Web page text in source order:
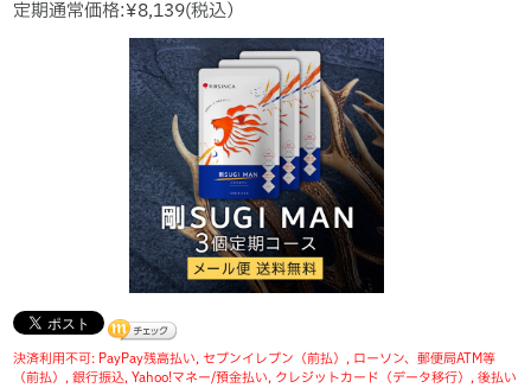
お買い物ガイド
よくあるご質問
ホールディングス サイト
Language
定期通常価格:¥8,139(税込）
決済利用不可: PayPay残高払い, セブンイレブン（前払）, ローソン、郵便局ATM等
（前払）, 銀行振込, Yahoo!マネー/預金払い, クレジットカード（データ移行）, 後払い